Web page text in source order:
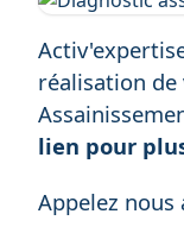
réalisation
lien pour
Appelez nous